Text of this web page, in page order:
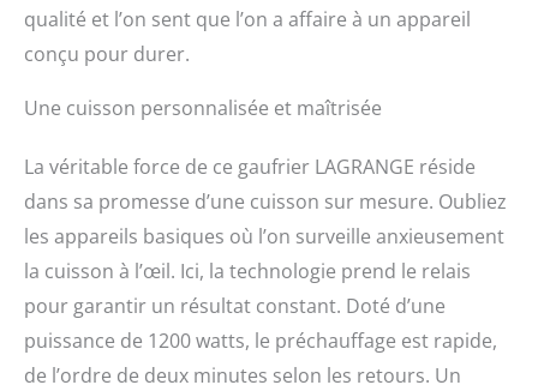
qualité et l’on sent que l’on a affaire à un appareil
conçu pour durer.
Une cuisson personnalisée et maîtrisée
La véritable force de ce gaufrier LAGRANGE réside
dans sa promesse d’une cuisson sur mesure. Oubliez
les appareils basiques où l’on surveille anxieusement
la cuisson à l’œil. Ici, la technologie prend le relais
pour garantir un résultat constant. Doté d’une
puissance de 1200 watts, le préchauffage est rapide,
de l’ordre de deux minutes selon les retours. Un